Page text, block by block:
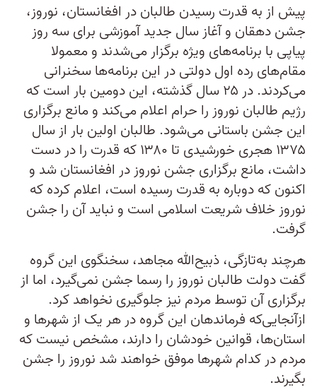
پیش از به قدرت رسیدن طالبان در افغانستان، نوروز،
جشن دهقان و آغاز سال جدید آموزشی برای سه روز
پیاپی با برنامه‌های ویژه برگزار می‌شدند و معمولا
مقام‌های رده اول دولتی در این برنامه‌ها سخنرانی
می‌کردند. در ۲۵ سال گذشته، این دومین بار است که
رژیم طالبان نوروز را حرام اعلام می‌کند و مانع برگزاری
این جشن باستانی می‌شود. طالبان اولین بار از سال
۱۳۷۵ هجری خورشیدی تا ۱۳۸۰ که قدرت را در دست
داشت، مانع برگزاری جشن نوروز در افغانستان شد و
اکنون که دوباره به قدرت رسیده ‌است، اعلام کرده که
نوروز خلاف شریعت اسلامی است و نباید آن را جشن
گرفت.
هرچند به‌تازگی، ذبیح‌الله مجاهد، سخنگوی این گروه
گفت دولت طالبان نوروز را رسما جشن نمی‌گیرد، اما از
برگزاری آن توسط مردم نیز جلوگیری نخواهد کرد.
ازآنجایی‌که فرماندهان این گروه در هر یک از شهرها و
استان‌ها، قوانین خودشان را دارند، مشخص نیست که
مردم در کدام شهرها موفق خواهند شد نوروز را جشن
بگیرند.